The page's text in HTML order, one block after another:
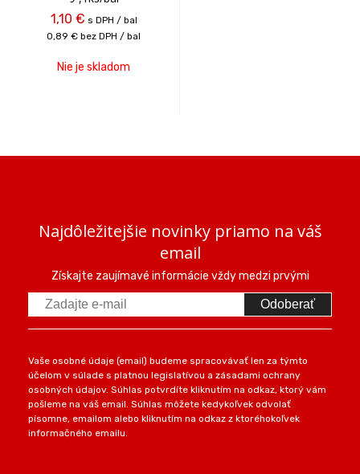
1,10 € s DPH / bal
0,89 € bez DPH / bal
Nie je skladom
Najdôležitejšie novinky priamo na váš
email
Získajte zaujímavé informácie vždy medzi prvými
Odoberať
Vaše osobné údaje (email) budeme spracovávať len za týmto
účelom v súlade s platnou legislatívou a zásadami ochrany
osobných údajov. Súhlas potvrdíte kliknutím na odkaz, ktorý vám
pošleme na váš email. Súhlas môžete kedykoľvek odvolať
písomne, emailom alebo kliknutím na odkaz z ktoréhokoľvek
informačného emailu.